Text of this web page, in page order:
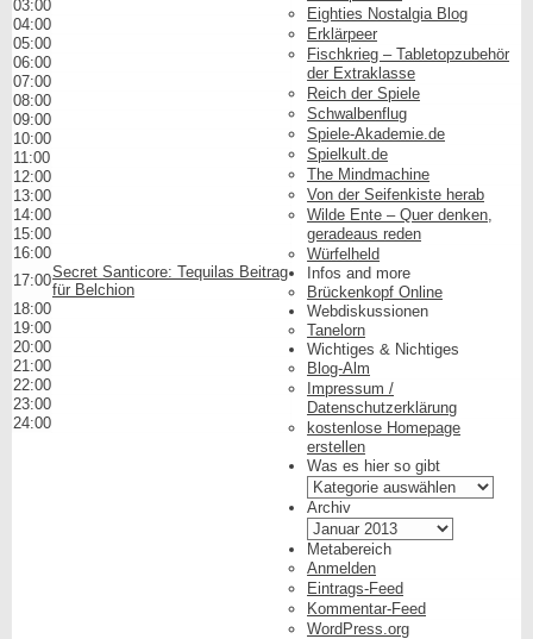
03:00
04:00
05:00
06:00
07:00
08:00
09:00
10:00
11:00
12:00
13:00
14:00
15:00
16:00
17:00Secret Santicore: Tequilas Beitrag
für Belchion
18:00
19:00
20:00
21:00
22:00
23:00
24:00
Eighties Nostalgia Blog
Erklärpeer
Fischkrieg – Tabletopzubehör
der Extraklasse
Reich der Spiele
Schwalbenflug
Spiele-Akademie.de
Spielkult.de
The Mindmachine
Von der Seifenkiste herab
Wilde Ente – Quer denken,
geradeaus reden
Würfelheld
Infos and more
Brückenkopf Online
Webdiskussionen
Tanelorn
Wichtiges & Nichtiges
Blog-Alm
Impressum /
Datenschutzerklärung
kostenlose Homepage
erstellen
Was es hier so gibt
Was
es
hier
so
gibt
Archiv
Archiv
Metabereich
Anmelden
Eintrags-Feed
Kommentar-Feed
WordPress.org